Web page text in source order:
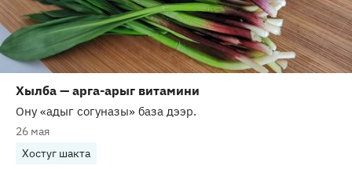
Хылба — арга-арыг витамини
Ону «адыг согуназы» база дээр.
26 мая
Хостуг шакта